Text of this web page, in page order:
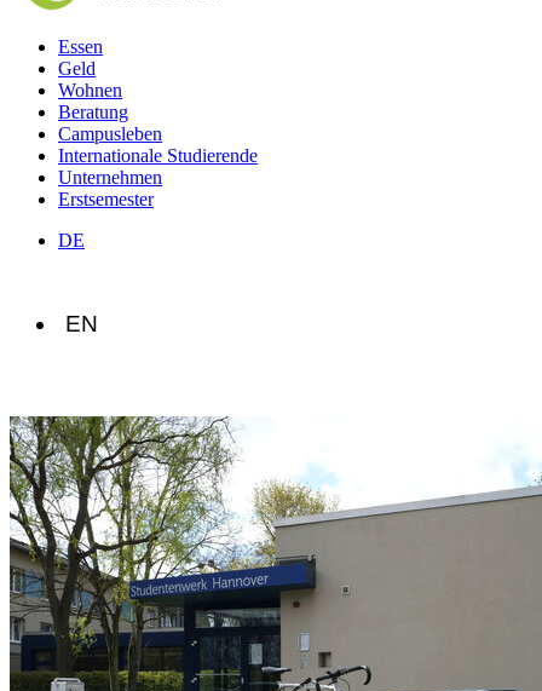
Essen
Geld
Wohnen
Beratung
Campusleben
Internationale Studierende
Unternehmen
Erstsemester
DE
EN